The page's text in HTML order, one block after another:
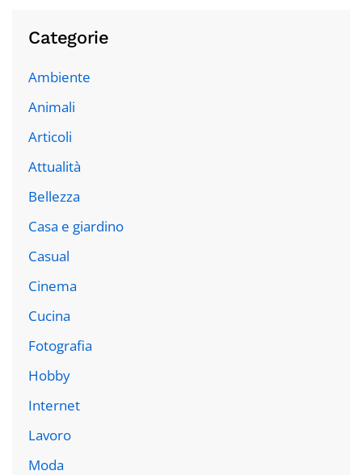
Categorie
Ambiente
Animali
Articoli
Attualità
Bellezza
Casa e giardino
Casual
Cinema
Cucina
Fotografia
Hobby
Internet
Lavoro
Moda